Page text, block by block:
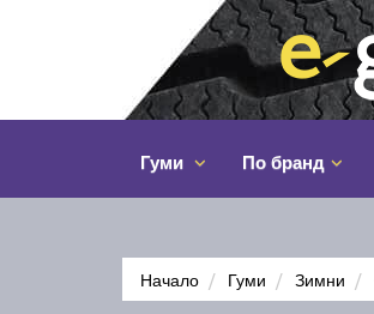
Гуми По бранд
Начало Гуми Зимни